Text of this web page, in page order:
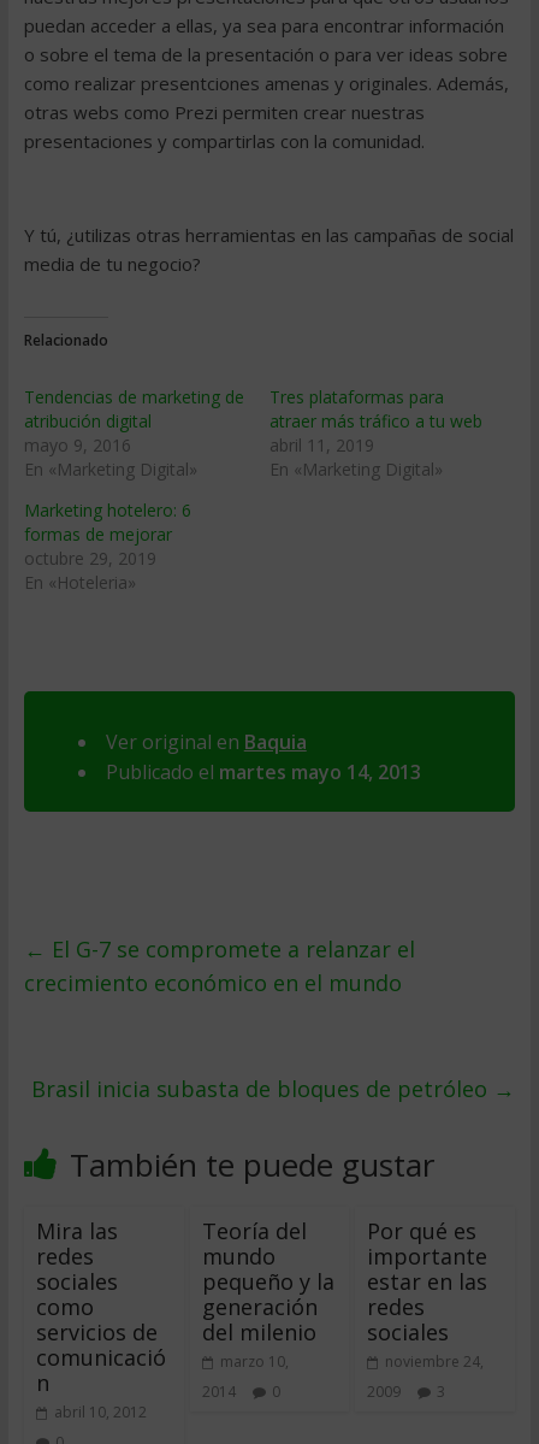
puedan acceder a ellas, ya sea para encontrar información
o sobre el tema de la presentación o para ver ideas sobre
como realizar presentciones amenas y originales. Además,
otras webs como Prezi permiten crear nuestras
presentaciones y compartirlas con la comunidad.
Y tú, ¿utilizas otras herramientas en las campañas de social
media de tu negocio?
Relacionado
Tendencias de marketing de
atribución digital
mayo 9, 2016
En «Marketing Digital»
Tres plataformas para
atraer más tráfico a tu web
abril 11, 2019
En «Marketing Digital»
Marketing hotelero: 6
formas de mejorar
octubre 29, 2019
En «Hoteleria»
Ver original en Baquia
Publicado el martes mayo 14, 2013
← El G-7 se compromete a relanzar el
crecimiento económico en el mundo
Brasil inicia subasta de bloques de petróleo →
También te puede gustar
Mira las
redes
sociales
como
servicios de
comunicació
n
abril 10, 2012
Teoría del
mundo
pequeño y la
generación
del milenio
marzo 10,
2014
0
Por qué es
importante
estar en las
redes
sociales
noviembre 24,
2009
3